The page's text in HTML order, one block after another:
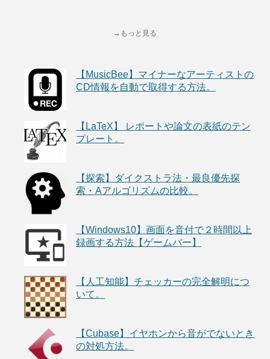
→もっと見る
【MusicBee】マイナーなアーティストの
CD情報を自動で取得する方法。
【LaTeX】 レポートや論文の表紙のテン
プレート。
【探索】ダイクストラ法・最良優先探
索・Aアルゴリズムの比較。
【Windows10】画面を音付で２時間以上
録画する方法【ゲームバー】
【人工知能】チェッカーの完全解明につ
いて。
【Cubase】イヤホンから音がでないとき
の対処方法。